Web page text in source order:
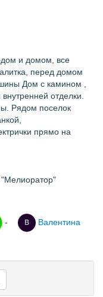
и домом, все
перед домом
Дом с камином ,
отделки.
Рядом поселок
прямо на
"Мелиоратор"
- Валентина